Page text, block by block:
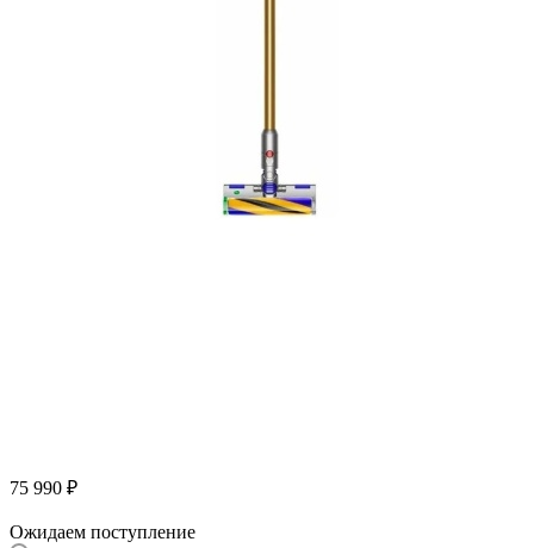
75 990 ₽
Ожидаем поступление